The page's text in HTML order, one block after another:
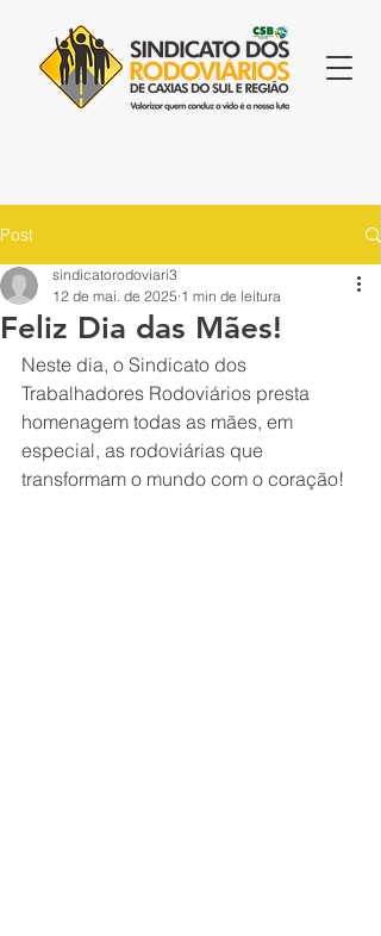
Post
Feliz Dia das Mães!
sindicatorodoviari3
12 de mai. de 2025 1 min de leitura
Neste dia, o Sindicato dos
Trabalhadores Rodoviários presta
homenagem todas as mães, em
especial, as rodoviárias que
transformam o mundo com o coração!